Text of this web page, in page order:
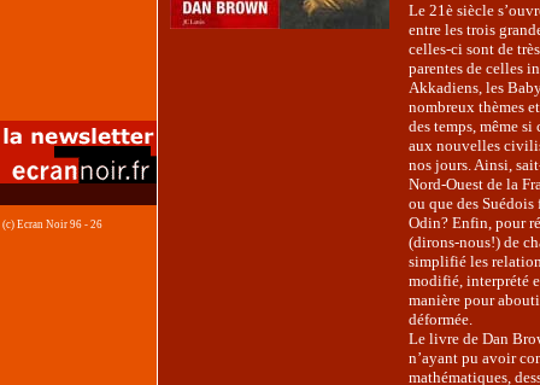
(c) Ecran Noir 96 - 26
Le 21è siècle
entre les trois
celles-ci sont de
parentes de celles
Akkadiens, les
nombreux thèmes
des temps, même si
aux nouvelles
nos jours. Ainsi,
Nord-Ouest de la
ou que des
Odin? Enfin, pour
(dirons-nous!) de
simplifié les
modifié, interprété
manière pour
déformée.
Le livre de Dan
n’ayant pu avoir
mathématiques,